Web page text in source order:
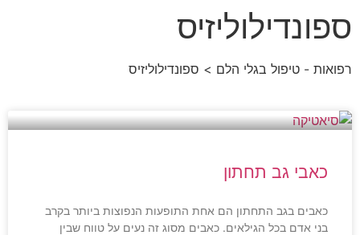
ספונדילוליזיס
רפואות - טיפול בגלי הלם > ספונדילוליזיס
כאבי גב תחתון
כאבים בגב התחתון הם אחת התופעות הנפוצות ביותר בקרב
בני אדם בכל הגילאים. כאבים מסוג זה נעים על טווח שבין